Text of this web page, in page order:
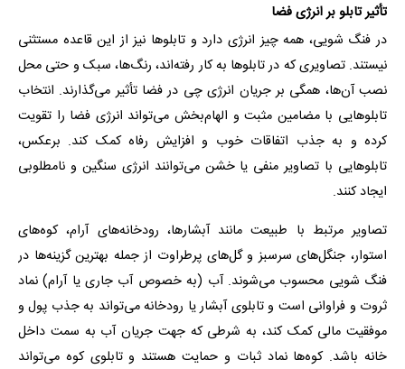
تأثیر تابلو بر انرژی فضا
در فنگ شویی، همه چیز انرژی دارد و تابلوها نیز از این قاعده مستثنی
نیستند. تصاویری که در تابلوها به کار رفته‌اند، رنگ‌ها، سبک و حتی محل
نصب آن‌ها، همگی بر جریان انرژی چی در فضا تأثیر می‌گذارند. انتخاب
تابلوهایی با مضامین مثبت و الهام‌بخش می‌تواند انرژی فضا را تقویت
کرده و به جذب اتفاقات خوب و افزایش رفاه کمک کند. برعکس،
تابلوهایی با تصاویر منفی یا خشن می‌توانند انرژی سنگین و نامطلوبی
ایجاد کنند.
تصاویر مرتبط با طبیعت مانند آبشارها، رودخانه‌های آرام، کوه‌های
استوار، جنگل‌های سرسبز و گل‌های پرطراوت از جمله بهترین گزینه‌ها در
فنگ شویی محسوب می‌شوند. آب (به خصوص آب جاری یا آرام) نماد
ثروت و فراوانی است و تابلوی آبشار یا رودخانه می‌تواند به جذب پول و
موفقیت مالی کمک کند، به شرطی که جهت جریان آب به سمت داخل
خانه باشد. کوه‌ها نماد ثبات و حمایت هستند و تابلوی کوه می‌تواند